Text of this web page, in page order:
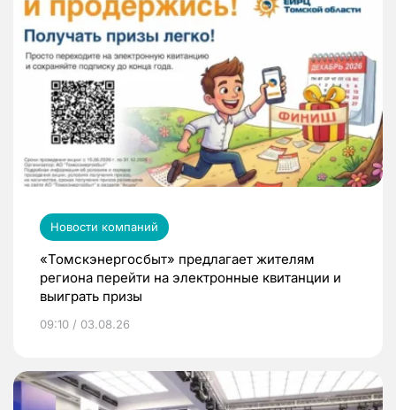
Новости компаний
«Томскэнергосбыт» предлагает жителям
региона перейти на электронные квитанции и
выиграть призы
09:10 / 03.08.26